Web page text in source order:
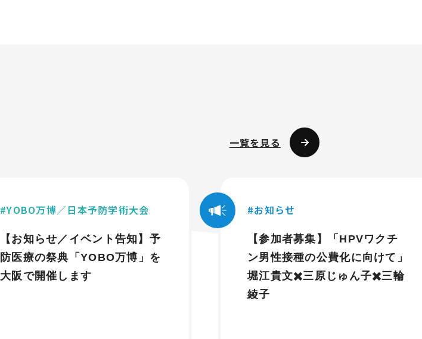
YOBO万博／日本予防学術大会
【お知らせ／イベント告知】予
防医療の祭典「YOBO万博」を
大阪で開催します
お知らせ
【参加者募集】「HPVワクチ
ン男性接種の公費化に向けて」
堀江貴文✖️三原じゅん子✖️三輪
綾子
一覧を見る